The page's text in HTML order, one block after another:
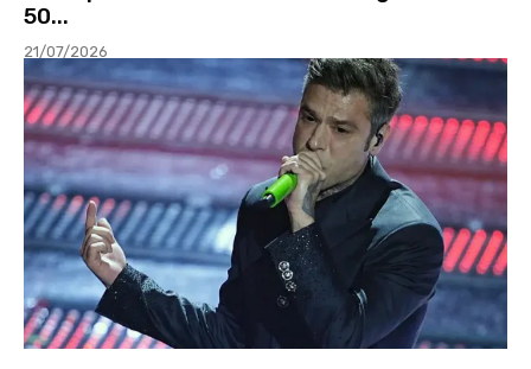
50...
21/07/2026